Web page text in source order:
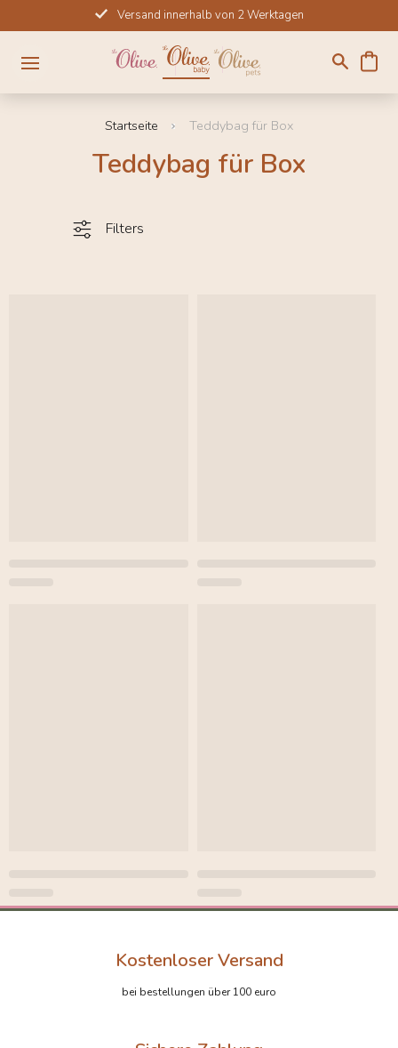
zum
Inhalt
Versand innerhalb von 2 Werktagen
Startseite Teddybag für Box
Teddybag für Box
Filters
Kostenloser Versand
bei bestellungen über 100 euro